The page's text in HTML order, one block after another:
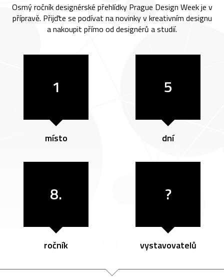
Osmý ročník designérské přehlídky Prague Design Week je v
přípravě. Přijďte se podívat na novinky v kreativním designu
a nakoupit přímo od designérů a studií.
1
místo
5
dní
8.
ročník
?
vystavovatelů